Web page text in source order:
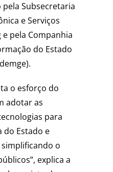
Subsecretaria
e Serviços
e pela Companhia
do Estado
o esforço do
adotar as
para
do Estado e
o
explica a